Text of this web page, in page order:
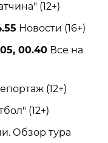
(12+)
Новости (16+)
00.40 Все на
(12+)
(12+)
Обзор тура